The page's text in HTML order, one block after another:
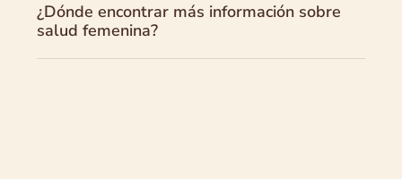
¿Dónde encontrar más información sobre
salud femenina?